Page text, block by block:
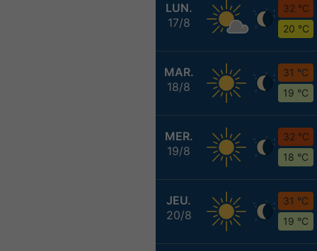
LUN.
17/8
32 °C
20 °C
MAR.
18/8
31 °C
19 °C
MER.
19/8
32 °C
18 °C
JEU.
20/8
31 °C
19 °C